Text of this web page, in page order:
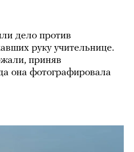
дело против
руку учительнице.
приняв
она фотографировала